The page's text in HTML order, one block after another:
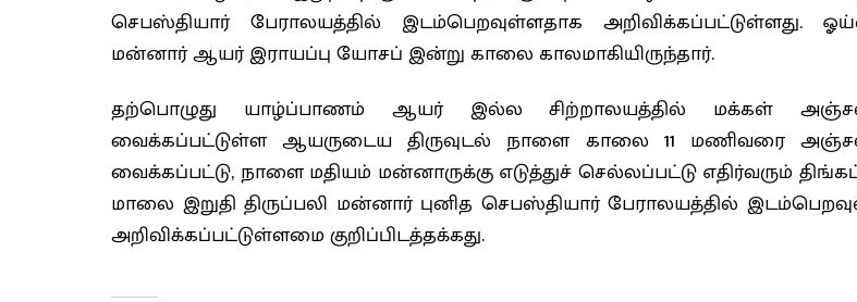
செபஸ்தியார் பேராலயத்தில் இடம்பெறவுள்ளதாக அறிவிக்கப்பட்டுள்ளது.
மன்னார் ஆயர் இராயப்பு யோசப் இன்று காலை காலமாகியிருந்தார்.
தற்பொழுது யாழ்ப்பாணம் ஆயர் இல்ல சிற்றாலயத்தில் மக்கள்
வைக்கப்பட்டுள்ள ஆயருடைய திருவுடல் நாளை காலை 11 மணிவரை
வைக்கப்பட்டு, நாளை மதியம் மன்னாருக்கு எடுத்துச் செல்லப்பட்டு எதிர்வரும்
மாலை இறுதி திருப்பலி மன்னார் புனித செபஸ்தியார் பேராலயத்தில்
அறிவிக்கப்பட்டுள்ளமை குறிப்பிடத்தக்கது.